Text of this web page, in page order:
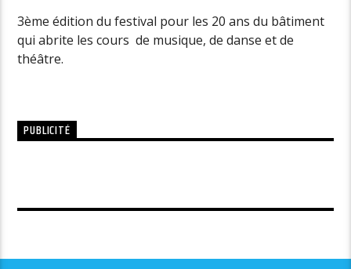
3ème édition du festival pour les 20 ans du bâtiment
qui abrite les cours de musique, de danse et de
théâtre.
PUBLICITÉ